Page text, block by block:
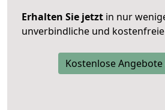
Erhalten Sie jetzt in nur
unverbindliche und
Kostenlose